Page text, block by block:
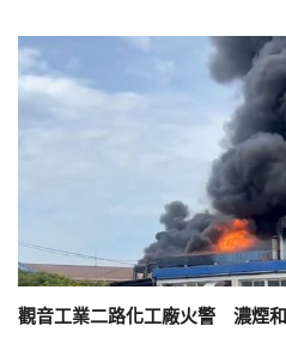
觀音工業二路化工廠火警 濃煙